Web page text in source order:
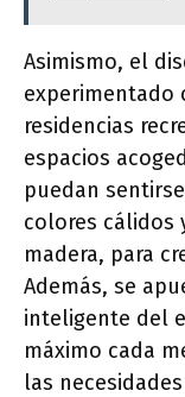
Asimismo, el
experimentado
residencias
espacios
puedan
colores cálidos
madera, para
Además, se
inteligente del
máximo cada
las